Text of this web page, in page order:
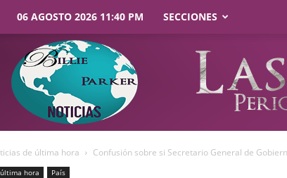
06 AGOSTO 2026 11:40 PM SECCIONES
de última hora Confusión sobre si Secretario General de
hora País